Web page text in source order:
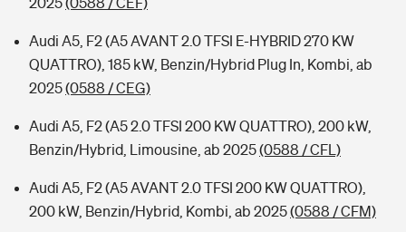
Audi A5, F2 (A5 AVANT 2.0 TFSI E-HYBRID 270 KW
QUATTRO), 185 kW, Benzin/Hybrid Plug In, Kombi, ab
2025(0588 / CEG)
Audi A5, F2 (A5 2.0 TFSI 200 KW QUATTRO), 200 kW,
Benzin/Hybrid, Limousine, ab 2025(0588 / CFL)
Audi A5, F2 (A5 AVANT 2.0 TFSI 200 KW QUATTRO),
200 kW, Benzin/Hybrid, Kombi, ab 2025(0588 / CFM)